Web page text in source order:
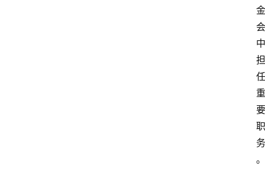
金
会
中
担
任
重
要
职
务
。